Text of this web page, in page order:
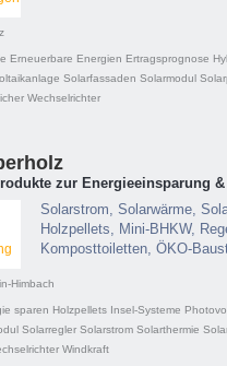
Erneuerbare Energien Ertragsprognose
Solarfassaden Solarmodul
Wechselrichter
zur Energieeinsparung
Solarstrom, Solarwärme,
Holzpellets, Mini-BHKW,
Komposttoiletten, ÖKO-
Himbach
sparen Holzpellets Insel-Systeme
Solarregler Solarstrom Solarthermie
Windkraft